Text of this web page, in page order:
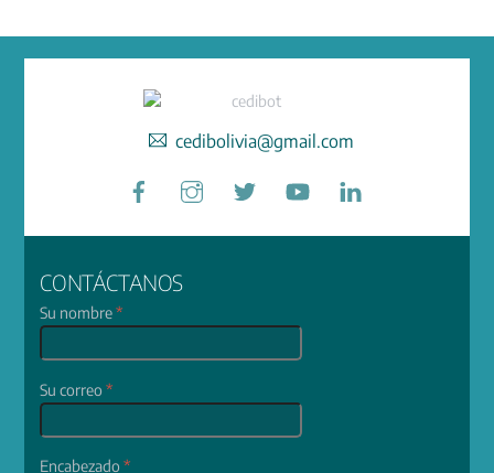
cedibolivia@gmail.com
Facebook
CONTÁCTANOS
Su nombre*
Su correo*
Encabezado*